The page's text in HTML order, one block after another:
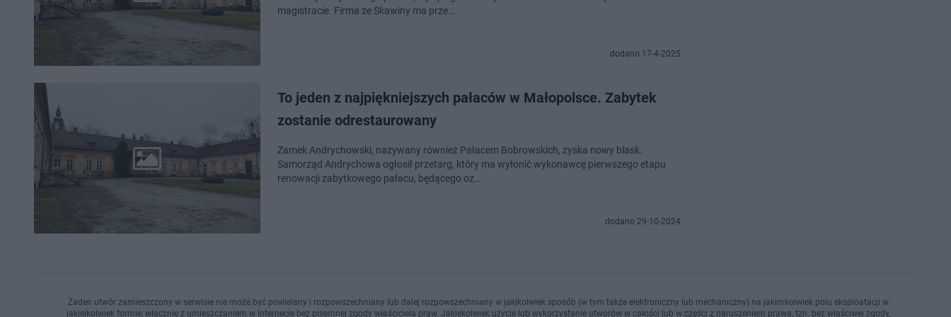
magistracie. Firma ze Skawiny ma prze…
dodano 17-4-2025
To jeden z najpiękniejszych pałaców w Małopolsce. Zabytek
zostanie odrestaurowany
Zamek Andrychowski, nazywany również Pałacem Bobrowskich, zyska nowy blask.
Samorząd Andrychowa ogłosił przetarg, który ma wyłonić wykonawcę pierwszego etapu
renowacji zabytkowego pałacu, będącego oz…
dodano 29-10-2024
Żaden utwór zamieszczony w serwisie nie może być powielany i rozpowszechniany lub dalej rozpowszechniany w jakikolwiek sposób (w tym także elektroniczny lub mechaniczny) na jakimkolwiek polu eksploatacji w
jakiejkolwiek formie, włącznie z umieszczaniem w Internecie bez pisemnej zgody właściciela praw. Jakiekolwiek użycie lub wykorzystanie utworów w całości lub w części z naruszeniem prawa, tzn. bez właściwej zgody,